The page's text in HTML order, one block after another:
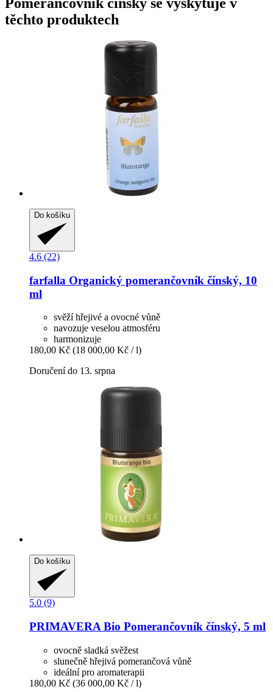
těchto produktech
Do košíku
4.6 (22)
farfalla Organický pomerančovník čínský, 10
ml
svěží hřejivé a ovocné vůně
navozuje veselou atmosféru
harmonizuje
180,00 Kč (18 000,00 Kč / l)
Doručení do 13. srpna
Do košíku
5.0 (9)
PRIMAVERA Bio Pomerančovník čínský, 5 ml
ovocně sladká svěžest
slunečně hřejivá pomerančová vůně
ideální pro aromaterapii
180,00 Kč (36 000,00 Kč / l)